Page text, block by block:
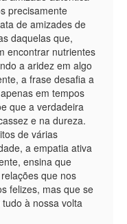
precisamente
de amizades de
daquelas que,
encontrar nutrientes
a aridez em algo
a frase desafia a
em tempos
que a verdadeira
e na dureza.
de várias
a empatia ativa
ensina que
que nos
felizes, mas que se
à nossa volta